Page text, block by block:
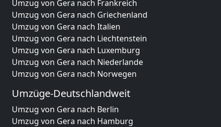
Umzug von Gera nach Frankreich
Umzug von Gera nach Griechenland
Umzug von Gera nach Italien
Umzug von Gera nach Liechtenstein
Umzug von Gera nach Luxemburg
Umzug von Gera nach Niederlande
Umzug von Gera nach Norwegen
Umzüge-Deutschlandweit
Umzug von Gera nach Berlin
Umzug von Gera nach Hamburg